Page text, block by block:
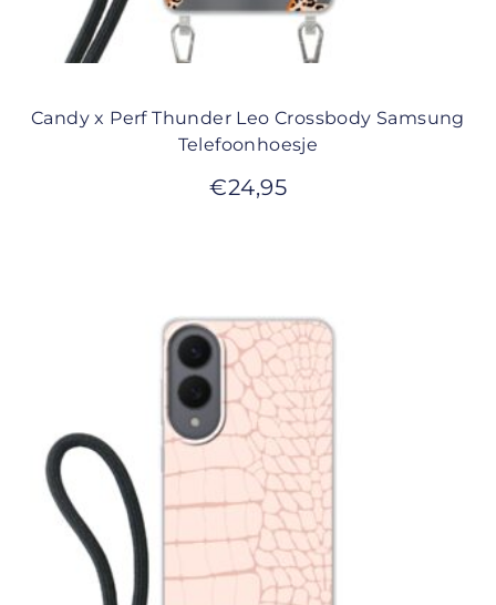
Candy x Perf Thunder Leo Crossbody Samsung
Telefoonhoesje
€24,95